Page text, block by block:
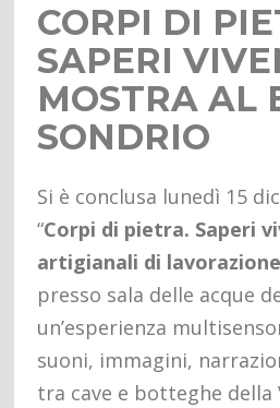
CORPI DI
SAPERI
MOSTRA AL
SONDRIO
Si è conclusa lunedì 15
“Corpi di pietra. Saperi
artigianali di
presso sala delle acque
un’esperienza
suoni, immagini,
tra cave e botteghe della